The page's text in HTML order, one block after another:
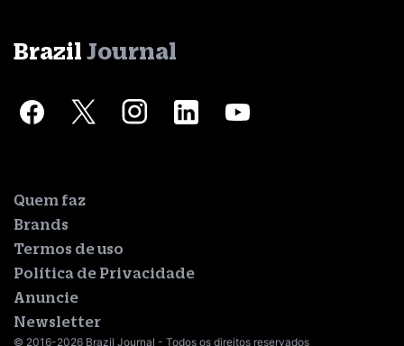
Brazil Journal
Quem faz
Brands
Termos de uso
Política de Privacidade
Anuncie
Newsletter
© 2016-2026 Brazil Journal - Todos os direitos reservados